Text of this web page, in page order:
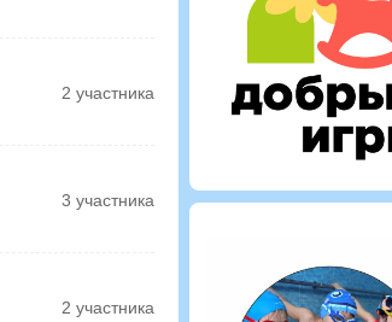
2 участника
3 участника
2 участника